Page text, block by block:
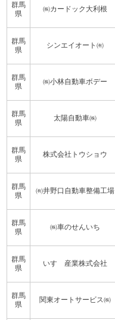
群馬
県
㈱カードック大利根
群馬
県
シンエイオート㈲
群馬
県
㈱小林自動車ボデー
群馬
県
太陽自動車㈱
群馬
県
株式会社トウショウ
群馬
県
㈲井野口自動車整備工場
群馬
県
㈱車のせんいち
群馬
県
いすゞ産業株式会社
群馬
県
関東オートサービス㈱